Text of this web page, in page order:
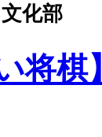
化部
将